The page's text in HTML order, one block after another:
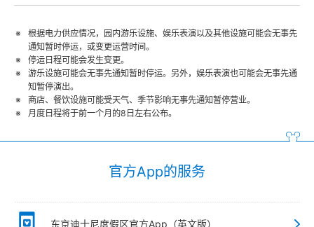
根据电力供应情况，园内游乐设施、娱乐表演以及其他设施可能会无事先
通知暂时停运，或变更运营时间。
停运日程可能会发生变更。
游乐设施可能会无事先通知暂时停运。另外，娱乐表演也可能会无事先通
知暂停演出。
商店、餐饮设施可能受天气、季节影响无事先通知暂停营业。
月度日程将于前一个月的8日左右公布。
官方App的服务
东京迪士尼度假区官方App（英文版）